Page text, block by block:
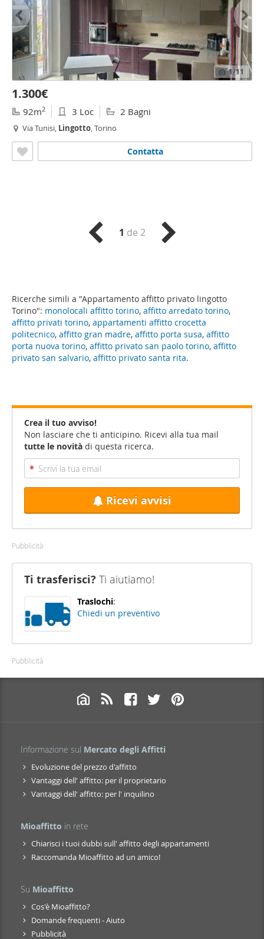
Ricerche simili a "Appartamento affitto privato lingotto
Torino": monolocali affitto torino, affitto arredato torino,
affitto privati torino, appartamenti affitto crocetta
politecnico, affitto gran madre, affitto porta susa, affitto
porta nuova torino, affitto privato san paolo torino, affitto
privato san salvario, affitto privato santa rita.
1/11
1.300€
92m2 3 Loc 2 Bagni
Via Tunisi, Lingotto, Torino
Contatta
1 de 2
Crea il tuo avviso!
Non lasciare che ti anticipino. Ricevi alla tua mail
tutte le novità di questa ricerca.
Ricevi avvisi
Pubblicità
Ti trasferisci? Ti aiutiamo!
Traslochi:
Chiedi un preventivo
Pubblicità
Informazione sul Mercato degli Affitti
Evoluzione del prezzo d'affitto
Vantaggi dell' affitto: per il proprietario
Vantaggi dell' affitto: per l' inquilino
Mioaffitto in rete
Chiarisci i tuoi dubbi sull' affitto degli appartamenti
Raccomanda Mioaffitto ad un amico!
Su Mioaffitto
Cos'è Mioaffitto?
Domande frequenti - Aiuto
Pubblicità